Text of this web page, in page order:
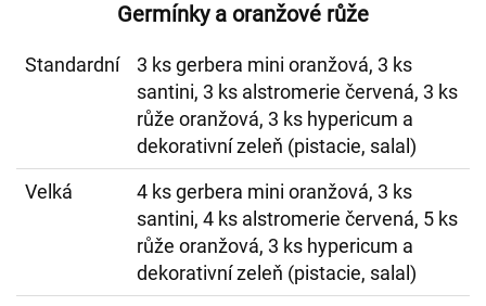
Germínky a oranžové růže
Standardní
3 ks gerbera mini oranžová, 3 ks
santini, 3 ks alstromerie červená, 3 ks
růže oranžová, 3 ks hypericum a
dekorativní zeleň (pistacie, salal)
Velká
4 ks gerbera mini oranžová, 3 ks
santini, 4 ks alstromerie červená, 5 ks
růže oranžová, 3 ks hypericum a
dekorativní zeleň (pistacie, salal)